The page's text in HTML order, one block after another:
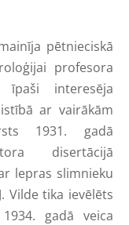
pētnieciskā
profesora
interesēja
ar vairākām
1931. gadā
disertācijā
lepras slimnieku
Vilde tika ievēlēts
gadā veica